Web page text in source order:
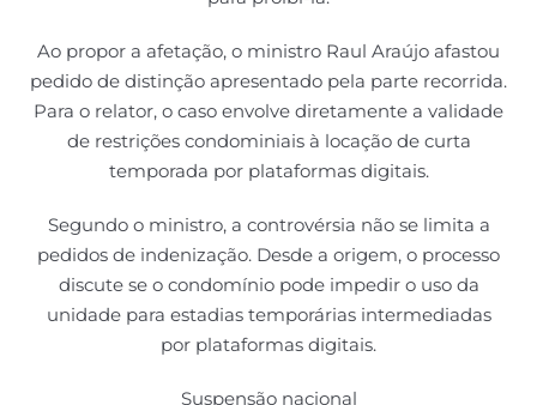
Ao propor a afetação, o ministro Raul Araújo afastou
pedido de distinção apresentado pela parte recorrida.
Para o relator, o caso envolve diretamente a validade
de restrições condominiais à locação de curta
temporada por plataformas digitais.
Segundo o ministro, a controvérsia não se limita a
pedidos de indenização. Desde a origem, o processo
discute se o condomínio pode impedir o uso da
unidade para estadias temporárias intermediadas
por plataformas digitais.
Suspensão nacional